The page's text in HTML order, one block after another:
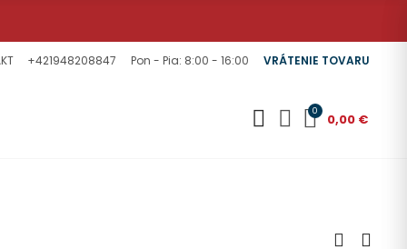
+421948208847 Pon - Pia: 8:00 - 16:00 VRÁTENIE TOVARU
0 0,00 €